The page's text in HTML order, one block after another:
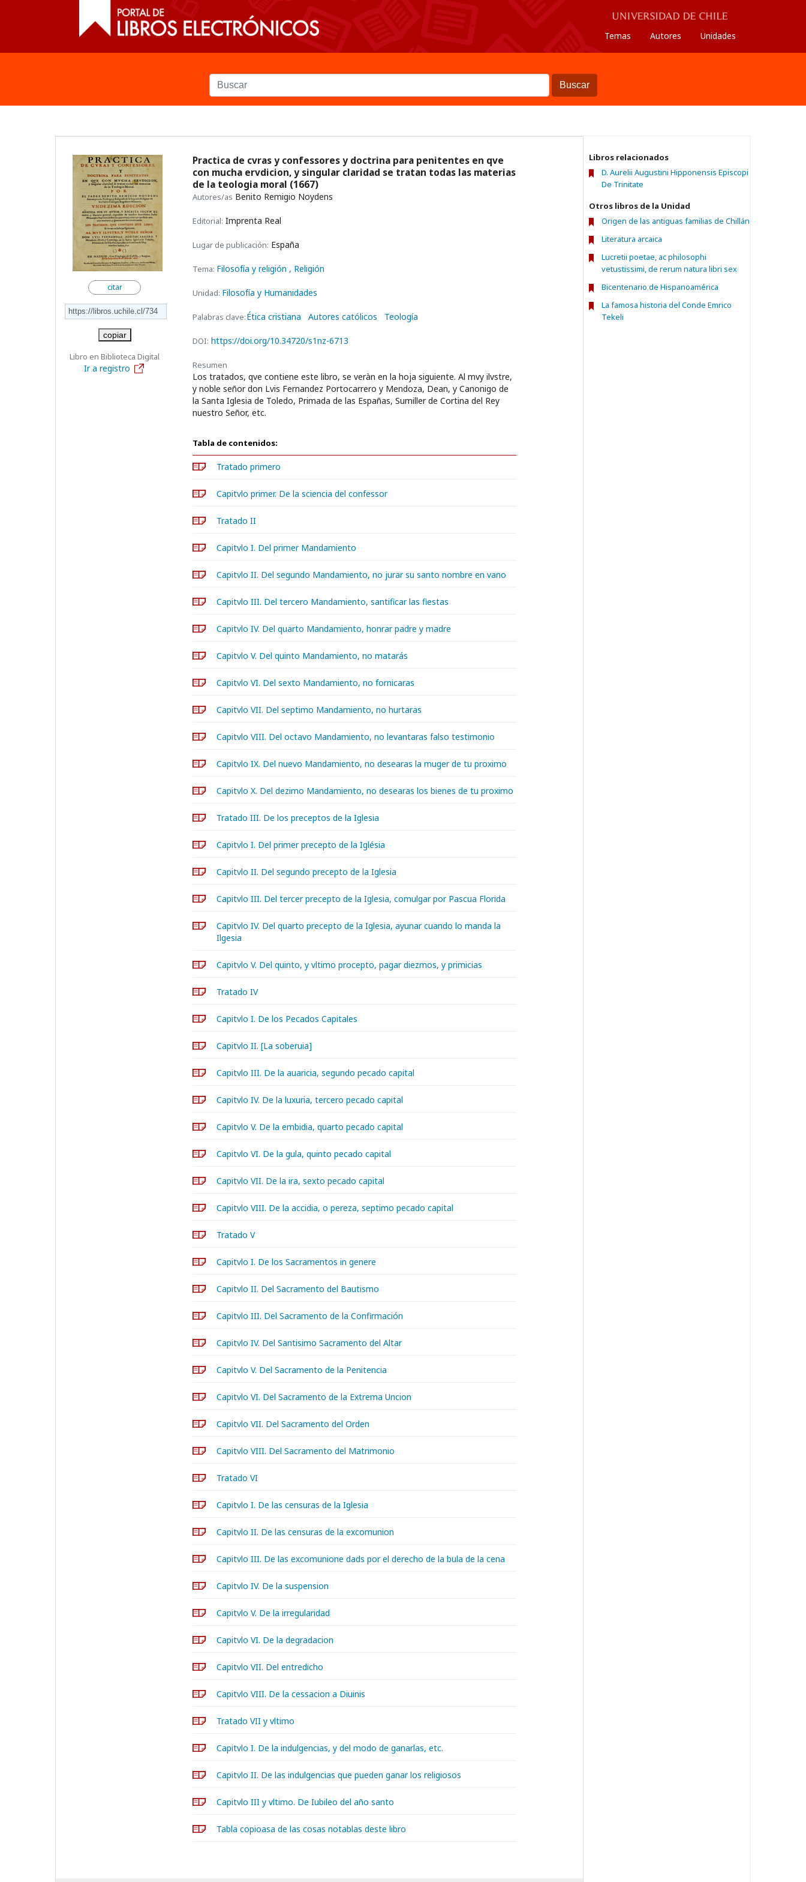
Temas Autores Unidades
Buscar
citar
copiar
Libro en Biblioteca Digital
Ir a registro
Practica de cvras y confessores y doctrina para penitentes en qve
con mucha ervdicion, y singular claridad se tratan todas las materias
de la teologia moral (1667)
Autores/as Benito Remigio Noydens
Editorial: Imprenta Real
Lugar de publicación: España
Tema: Filosofía y religión , Religión
Unidad: Filosofía y Humanidades
Palabras clave:Ética cristiana Autores católicos Teología
DOI: https://doi.org/10.34720/s1nz-6713
Resumen
Los tratados, qve contiene este libro, se veràn en la hoja siguiente. Al mvy ilvstre,
y noble señor don Lvis Fernandez Portocarrero y Mendoza, Dean, y Canonigo de
la Santa Iglesia de Toledo, Primada de las Españas, Sumiller de Cortina del Rey
nuestro Señor, etc.
Tabla de contenidos:
Tratado primero
Capitvlo primer. De la sciencia del confessor
Tratado II
Capitvlo I. Del primer Mandamiento
Capitvlo II. Del segundo Mandamiento, no jurar su santo nombre en vano
Capitvlo III. Del tercero Mandamiento, santificar las fiestas
Capitvlo IV. Del quarto Mandamiento, honrar padre y madre
Capitvlo V. Del quinto Mandamiento, no matarás
Capitvlo VI. Del sexto Mandamiento, no fornicaras
Capitvlo VII. Del septimo Mandamiento, no hurtaras
Capitvlo VIII. Del octavo Mandamiento, no levantaras falso testimonio
Capitvlo IX. Del nuevo Mandamiento, no desearas la muger de tu proximo
Capitvlo X. Del dezimo Mandamiento, no desearas los bienes de tu proximo
Tratado III. De los preceptos de la Iglesia
Capitvlo I. Del primer precepto de la Iglésia
Capitvlo II. Del segundo precepto de la Iglesia
Capitvlo III. Del tercer precepto de la Iglesia, comulgar por Pascua Florida
Capitvlo IV. Del quarto precepto de la Iglesia, ayunar cuando lo manda la
Ilgesia
Capitvlo V. Del quinto, y vltimo procepto, pagar diezmos, y primicias
Tratado IV
Capitvlo I. De los Pecados Capitales
Capitvlo II. [La soberuia]
Capitvlo III. De la auaricia, segundo pecado capital
Capitvlo IV. De la luxuria, tercero pecado capital
Capitvlo V. De la embidia, quarto pecado capital
Capitvlo VI. De la gula, quinto pecado capital
Capitvlo VII. De la ira, sexto pecado capital
Capitvlo VIII. De la accidia, o pereza, septimo pecado capital
Tratado V
Capitvlo I. De los Sacramentos in genere
Capitvlo II. Del Sacramento del Bautismo
Capitvlo III. Del Sacramento de la Confirmación
Capitvlo IV. Del Santisimo Sacramento del Altar
Capitvlo V. Del Sacramento de la Penitencia
Capitvlo VI. Del Sacramento de la Extrema Uncion
Capitvlo VII. Del Sacramento del Orden
Capitvlo VIII. Del Sacramento del Matrimonio
Tratado VI
Capitvlo I. De las censuras de la Iglesia
Capitvlo II. De las censuras de la excomunion
Capitvlo III. De las excomunione dads por el derecho de la bula de la cena
Capitvlo IV. De la suspension
Capitvlo V. De la irregularidad
Capitvlo VI. De la degradacion
Capitvlo VII. Del entredicho
Capitvlo VIII. De la cessacion a Diuinis
Tratado VII y vltimo
Capitvlo I. De la indulgencias, y del modo de ganarlas, etc.
Capitvlo II. De las indulgencias que pueden ganar los religiosos
Capitvlo III y vltimo. De Iubileo del año santo
Tabla copioasa de las cosas notablas deste libro
Libros relacionados
D. Aurelii Augustini Hipponensis Episcopi
De Trinitate
Otros libros de la Unidad
Origen de las antiguas familias de Chillán
Literatura arcaica
Lucretii poetae, ac philosophi
vetustissimi, de rerum natura libri sex
Bicentenario de Hispanoamérica
La famosa historia del Conde Emrico
Tekeli